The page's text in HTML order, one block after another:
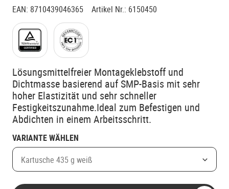
EAN: 8710439046365 Artikel Nr.: 6150450
Lösungsmittelfreier Montageklebstoff und
Dichtmasse basierend auf SMP-Basis mit sehr
hoher Elastizität und sehr schneller
Festigkeitszunahme.Ideal zum Befestigen und
Abdichten in einem Arbeitsschritt.
VARIANTE WÄHLEN
Kartusche 435 g weiß